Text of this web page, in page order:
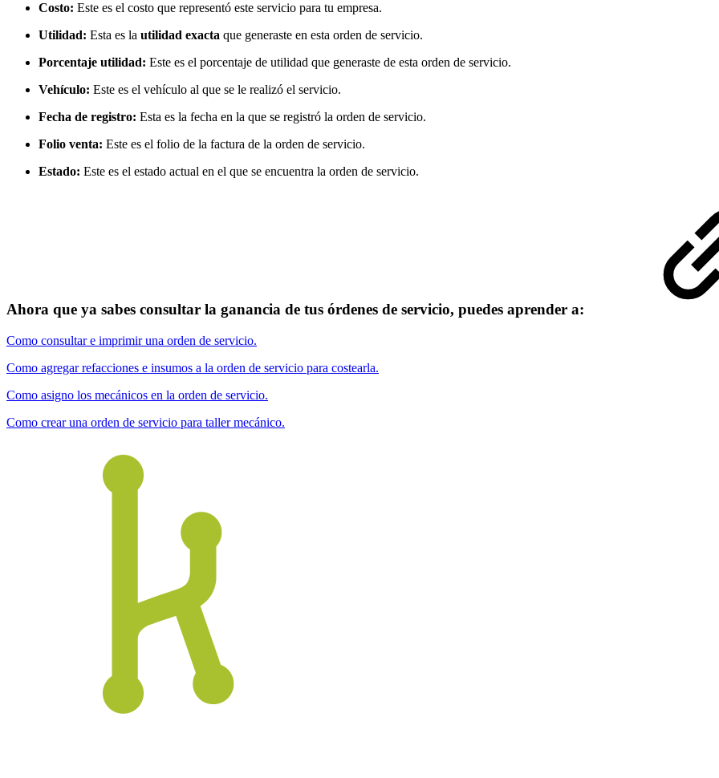
Costo: Este es el costo que representó este servicio para tu empresa.
Utilidad: Esta es la utilidad exacta que generaste en esta orden de servicio.
Porcentaje utilidad: Este es el porcentaje de utilidad que generaste de esta orden de servicio.
Vehículo: Este es el vehículo al que se le realizó el servicio.
Fecha de registro: Esta es la fecha en la que se registró la orden de servicio.
Folio venta: Este es el folio de la factura de la orden de servicio.
Estado: Este es el estado actual en el que se encuentra la orden de servicio.
Ahora que ya sabes consultar la ganancia de tus órdenes de servicio, puedes aprender a:
Como consultar e imprimir una orden de servicio.
Como agregar refacciones e insumos a la orden de servicio para costearla.
Como asigno los mecánicos en la orden de servicio.
Como crear una orden de servicio para taller mecánico.